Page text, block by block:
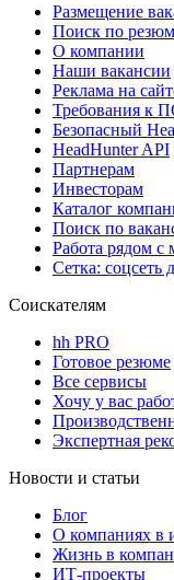
Размещение
Поиск по
О компании
Наши вакансии
Реклама на
Требования к
Безопасный
HeadHunter API
Партнерам
Инвесторам
Каталог
Поиск по
Работа рядом с
Сетка: соцсеть
Соискателям
hh PRO
Готовое резюме
Все сервисы
Хочу у вас
Экспертная
Новости и статьи
Блог
О компаниях в
Жизнь в
ИТ-проекты